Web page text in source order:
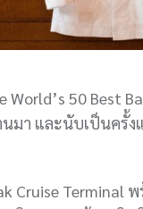
World’s 50 Best
มา และนับเป็นครั้
Cruise